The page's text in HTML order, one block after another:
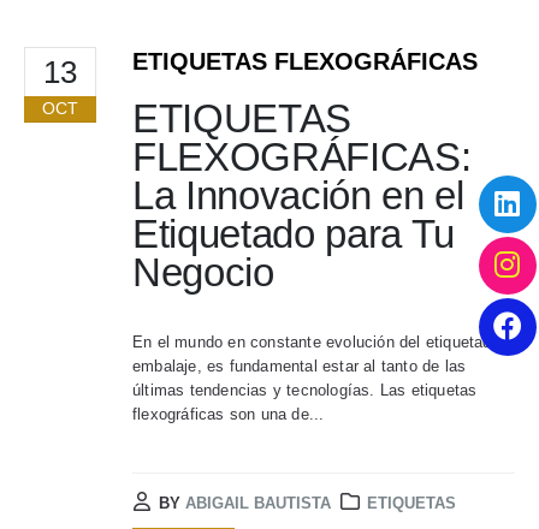
13
OCT
ETIQUETAS FLEXOGRÁFICAS
ETIQUETAS
FLEXOGRÁFICAS:
La Innovación en el
Etiquetado para Tu
Negocio
En el mundo en constante evolución del etiquetado y
embalaje, es fundamental estar al tanto de las
últimas tendencias y tecnologías. Las etiquetas
flexográficas son una de...
BY ABIGAIL BAUTISTA ETIQUETAS